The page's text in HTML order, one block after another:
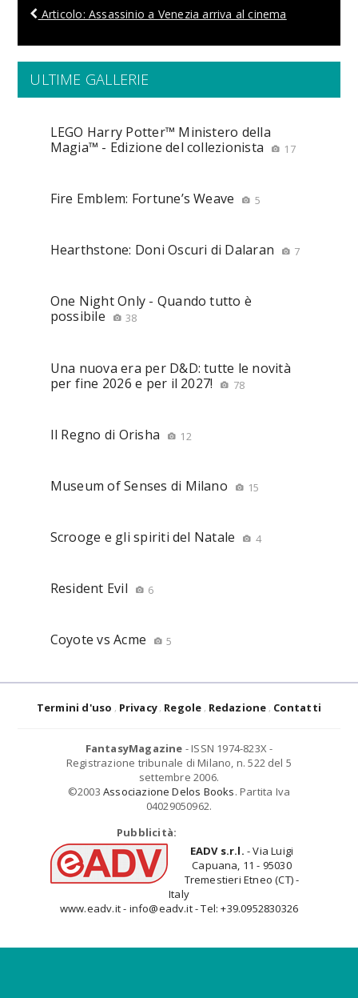
Articolo: Assassinio a Venezia arriva al cinema
ULTIME GALLERIE
LEGO Harry Potter™ Ministero della
Magia™ - Edizione del collezionista
17
Fire Emblem: Fortune’s Weave 5
Hearthstone: Doni Oscuri di Dalaran 7
One Night Only - Quando tutto è
possibile
38
Una nuova era per D&D: tutte le novità
per fine 2026 e per il 2027!
78
Il Regno di Orisha 12
Museum of Senses di Milano 15
Scrooge e gli spiriti del Natale 4
Resident Evil 6
Coyote vs Acme 5
Termini d'uso Privacy Regole Redazione Contatti
FantasyMagazine - ISSN 1974-823X -
Registrazione tribunale di Milano, n. 522 del 5
settembre 2006.
©2003 Associazione Delos Books. Partita Iva
04029050962.
Pubblicità:
EADV s.r.l. - Via Luigi
Capuana, 11 - 95030
Tremestieri Etneo (CT) -
Italy
www.eadv.it - info@eadv.it - Tel: +39.0952830326